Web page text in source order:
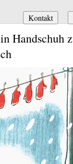
Navigation
überspringen
Kontakt
Handschuh